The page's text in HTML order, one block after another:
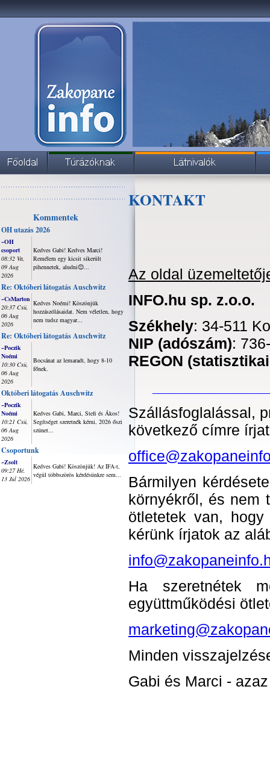
Kommentek
OH utazás 2026
~OH
csoport
08:32 Va,
09 Aug
2026
Kedves Gabi! Kedves Marci!
Remélem egy kicsit sikerült
pihennetek, aludni😊...
Re: Októberi látogatás Auschwitz
~CsMarton
20:37 Csü,
06 Aug
2026
Kedves Noémi! Köszönjük
hozzászólásaidat. Nem véletlen, hogy
nem tudsz magyar...
Re: Októberi látogatás Auschwitz
~Poczik
Noémi
10:30 Csü,
06 Aug
2026
Bocsánat az lemaradt, hogy 8-10
főnek.
Októberi látogatás Auschwitz
~Poczik
Noémi
10:21 Csü,
06 Aug
2026
Kedves Gabi, Marci, Stefi és Ákos!
Segítséget szeretnék kérni, 2026 őszi
szünet...
Csoportunk
~Zsolt
09:27 Hé,
13 Júl 2026
Kedves Gabi! Köszönjük! Az IFA-t,
végül többszörös kérdésünkre sem...
KONTAKT
Az oldal
INFO.hu sp. z.o.o.
Székhely: 34-511
NIP (adószám):
REGON
Szállásfoglalással,
következő címre
Bármilyen
környékről, és nem
ötletetek van,
kérünk írjatok az
Ha szeretnétek
együttműködési
Minden
Gabi és Marci -